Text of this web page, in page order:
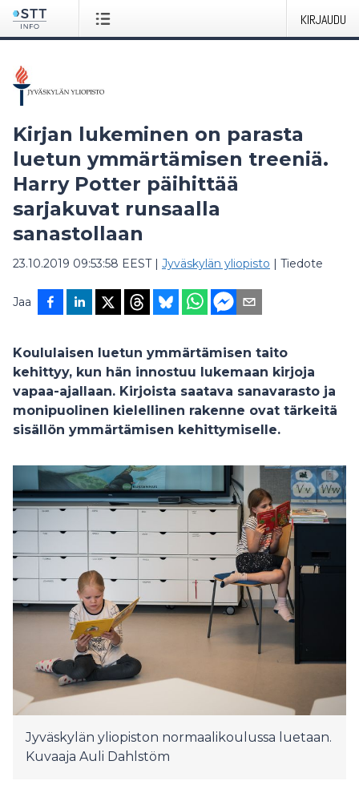
KIRJAUDU
Kirjan lukeminen on parasta
luetun ymmärtämisen treeniä.
Harry Potter päihittää
sarjakuvat runsaalla
sanastollaan
23.10.2019 09:53:58 EEST| Jyväskylän yliopisto | Tiedote
Jaa
Koululaisen luetun ymmärtämisen taito
kehittyy, kun hän innostuu lukemaan kirjoja
vapaa-ajallaan. Kirjoista saatava sanavarasto ja
monipuolinen kielellinen rakenne ovat tärkeitä
sisällön ymmärtämisen kehittymiselle.
Jyväskylän yliopiston normaalikoulussa luetaan.
Kuvaaja Auli Dahlstöm